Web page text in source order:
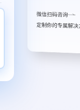
微信扫码咨询
定制你的专属解决